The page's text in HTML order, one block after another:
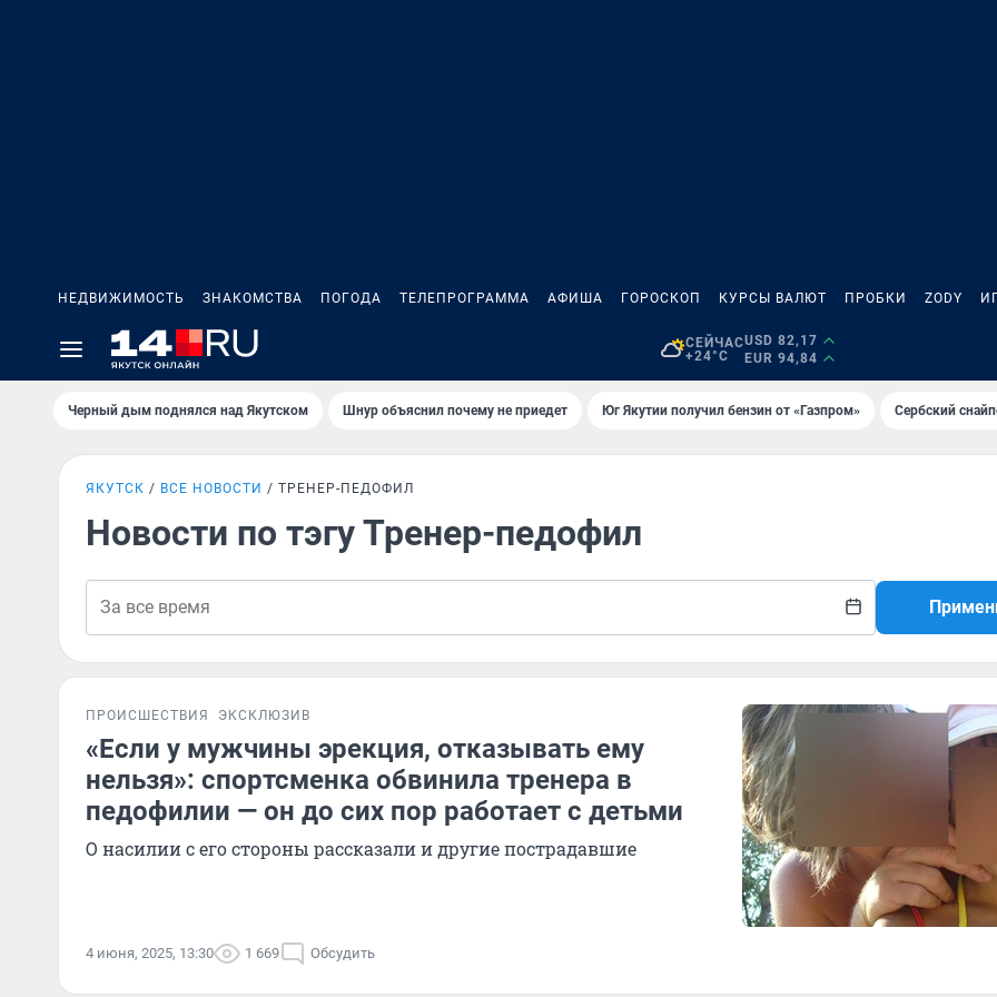
НЕДВИЖИМОСТЬ ЗНАКОМСТВА ПОГОДА ТЕЛЕПРОГРАММА АФИША ГОРОСКОП КУРСЫ ВАЛЮТ ПРОБКИ ZODY
СЕЙЧАС
+24°C
USD 82,17
EUR 94,84
Черный дым поднялся над Якутском Шнур объяснил почему не приедет Юг Якутии получил бензин от «Газпром» Сербский
ЯКУТСК ВСЕ НОВОСТИ ТРЕНЕР-ПЕДОФИЛ
Новости по тэгу Тренер-педофил
ПРОИСШЕСТВИЯ ЭКСКЛЮЗИВ
«Если у мужчины эрекция, отказывать ему
нельзя»: спортсменка обвинила тренера в
педофилии — он до сих пор работает с детьми
О насилии с его стороны рассказали и другие пострадавшие
4 июня, 2025, 13:30 1 669 Обсудить